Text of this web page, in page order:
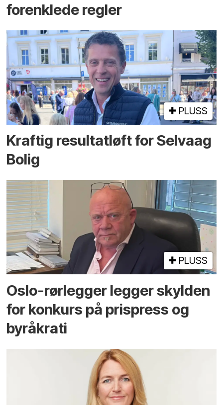
forenklede regler
PLUSS
Kraftig resultatløft for Selvaag
Bolig
PLUSS
Oslo-rørlegger legger skylden
for konkurs på prispress og
byråkrati